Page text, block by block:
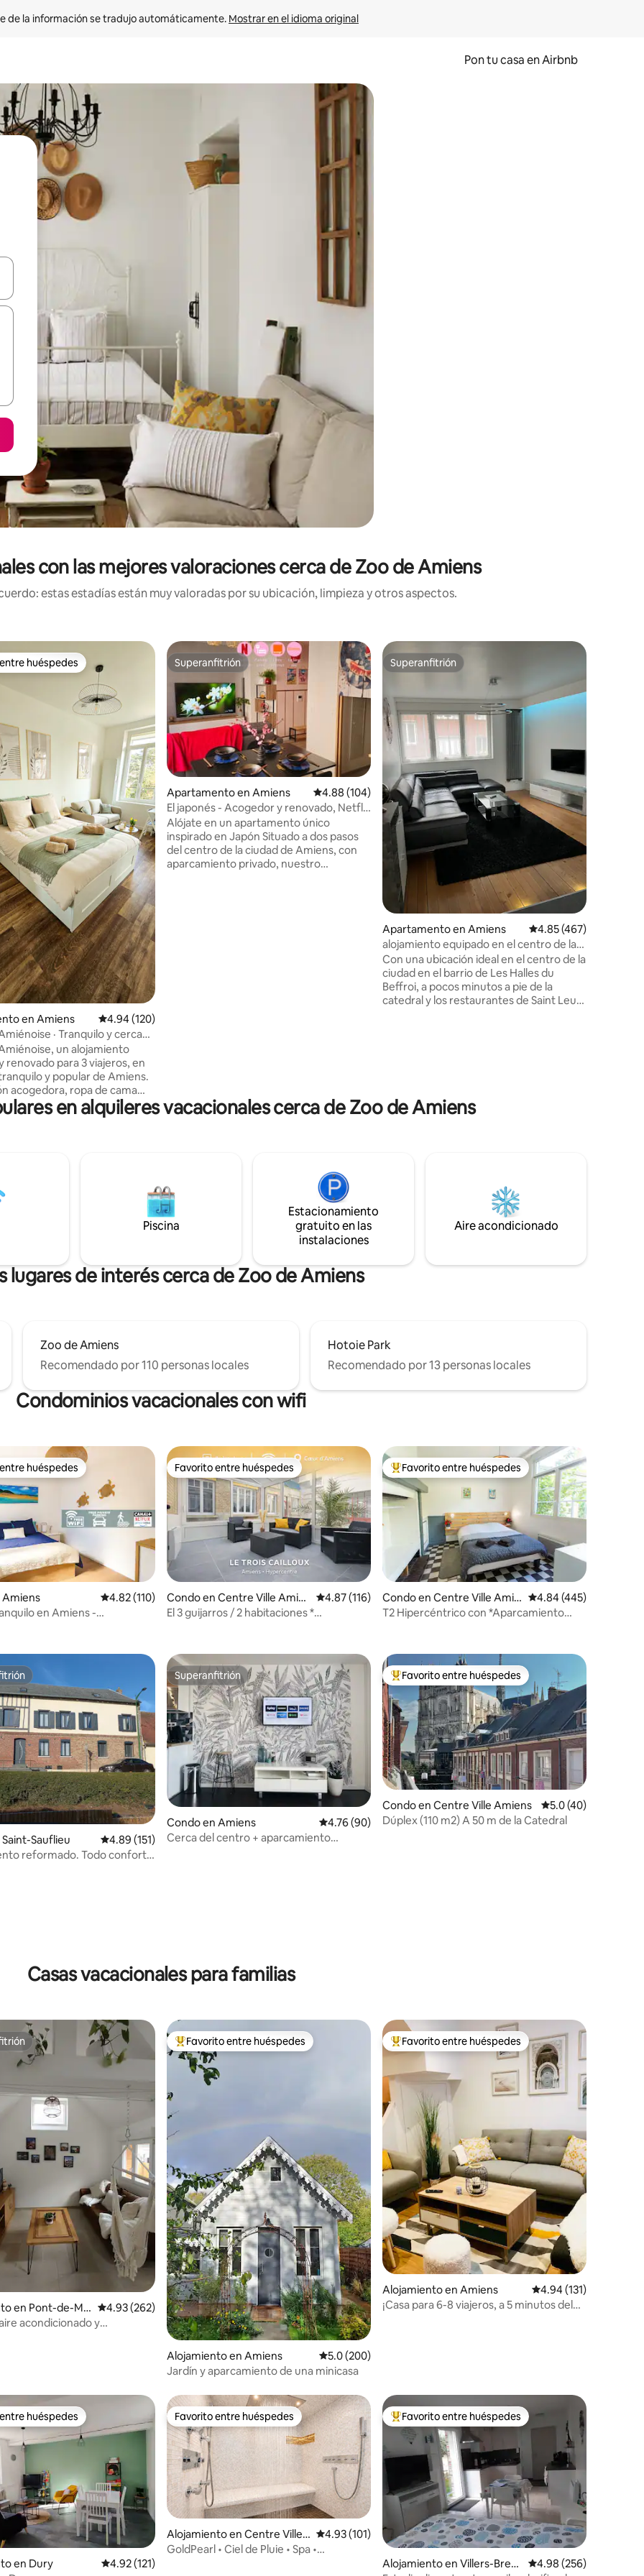
de la información se tradujo automáticamente. Mostrar en el idioma original
Pon tu casa en Airbnb
las teclas de flecha hacia arriba y hacia abajo o explora con el tacto o desliza el dedo.
con las mejores valoraciones cerca de Zoo de Amiens
estas estadías están muy valoradas por su ubicación, limpieza y otros aspectos.
de 5, 194 reseñas
huéspedes
huéspedes
en Amiens Calificación promedio: 4.94 de 5, 120 reseñas
4.94 (120)
· Tranquilo y cerca
un alojamiento
renovado para 3 viajeros, en
y popular de Amiens.
acogedora, ropa de cama
de trabajo dedicado. A
del centro: catedrales de
del Cirque Jules
las 24 horas del día. Su
paz en Amiens le espera.
Superanfitrión
Superanfitrión
Apartamento en Amiens Calificación promedio: 4.88 de 5, 104 reseñas
4.88 (104)
El japonés - Acogedor y renovado, Netflix
4K + Estacionamiento
Alójate en un apartamento único
inspirado en Japón Situado a dos pasos
del centro de la ciudad de Amiens, con
aparcamiento privado, nuestro
Superanfitrión
Superanfitrión
Apartamento en Amiens Calificación promedio:
4.85 (467)
alojamiento equipado en el centro de la
ciudad
Con una ubicación ideal en el centro de la
ciudad en el barrio de Les Halles du
Beffroi, a pocos minutos a pie de la
catedral y los restaurantes de Saint Leu.
microondas y lavadora. Habitación con
pantalla plana y vestidor. Cuarto de baño
en alquileres vacacionales cerca de Zoo de Amiens
Piscina
Estacionamiento
gratuito en las
instalaciones
Aire acondicionado
lugares de interés cerca de Zoo de Amiens
Zoo de Amiens
Recomendado por 110 personas locales
Hotoie Park
Recomendado por 13 personas locales
Condominios vacacionales con wifi
de 5, 354 reseñas
huéspedes
huéspedes
Calificación promedio: 4.82 de 5, 110 reseñas
4.82 (110)
en Amiens -
Favorito entre huéspedes
Favorito entre huéspedes
Condo en Centre Ville Amie
ns
Calificación promedio: 4.87 de 5, 116 reseñas
4.87 (116)
El 3 guijarros / 2 habitaciones *
Favorito entre huéspedes preferido
Favorito entre huéspedes
Condo en Centre Ville Amie
ns
Calificación promedio:
4.84 (445)
T2 Hipercéntrico con *Aparcamiento
de 5, 269 reseñas
Sauflieu Calificación promedio: 4.89 de 5, 151 reseñas
4.89 (151)
reformado. Todo confort,
Superanfitrión
Superanfitrión
Condo en Amiens Calificación promedio: 4.76 de 5, 90 reseñas
4.76 (90)
Cerca del centro + aparcamiento
Favorito entre huéspedes preferido
Favorito entre huéspedes
Condo en Centre Ville Amiens Calificación
5.0 (40)
Dúplex (110 m2) A 50 m de la Catedral
Casas vacacionales para familias
de 5, 153 reseñas
en Pont-de-Me Calificación promedio: 4.93 de 5, 262 reseñas
4.93 (262)
acondicionado y
Favorito entre huéspedes preferido
Favorito entre huéspedes
Alojamiento en Amiens Calificación promedio: 5.0 de 5, 200 reseñas
5.0 (200)
Jardín y aparcamiento de una minicasa
Favorito entre huéspedes preferido
Favorito entre huéspedes
Alojamiento en Amiens Calificación promedio:
4.94 (131)
¡Casa para 6-8 viajeros, a 5 minutos del
de 5, 193 reseñas
huéspedes
huéspedes
en Dury Calificación promedio: 4.92 de 5, 121 reseñas
4.92 (121)
Favorito entre huéspedes
Favorito entre huéspedes
Alojamiento en Centre Ville
Amiens
Calificación promedio: 4.93 de 5, 101 reseñas
4.93 (101)
GoldPearl • Ciel de Pluie • Spa •
Favorito entre huéspedes preferido
Favorito entre huéspedes
Alojamiento en Villers-Breto
Calificación promedio:
4.98 (256)